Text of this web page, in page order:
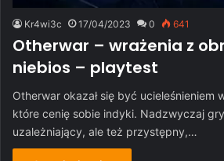
Kr4wi3c 17/04/2023 0 641
Otherwar – wrażenia z
niebios – playtest
Otherwar okazał się być ucieleśnieniem
które cenię sobie indyki. Nadzwyczaj
uzależniający, ale też przystępny,…